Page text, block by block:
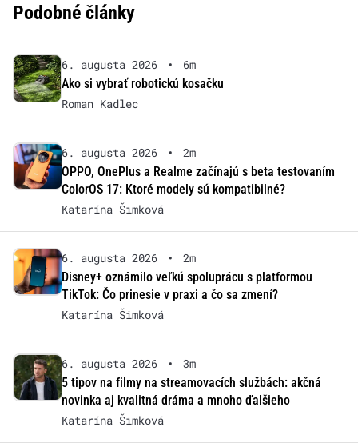
Podobné články
6. augusta 2026 •
6m
Ako si vybrať robotickú kosačku
Roman Kadlec
6. augusta 2026 •
2m
OPPO, OnePlus a Realme začínajú s beta testovaním
ColorOS 17: Ktoré modely sú kompatibilné?
Katarína Šimková
6. augusta 2026 •
2m
Disney+ oznámilo veľkú spoluprácu s platformou
TikTok: Čo prinesie v praxi a čo sa zmení?
Katarína Šimková
6. augusta 2026 •
3m
5 tipov na filmy na streamovacích službách: akčná
novinka aj kvalitná dráma a mnoho ďalšieho
Katarína Šimková